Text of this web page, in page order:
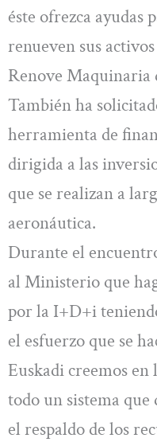
éste ofrezca ayudas
renueven sus
Renove Maquinaria
También ha
herramienta de
dirigida a las
que se realizan a
aeronáutica.
Durante el
al Ministerio que
por la I+D+i
el esfuerzo que se
Euskadi creemos
todo un sistema
el respaldo de los